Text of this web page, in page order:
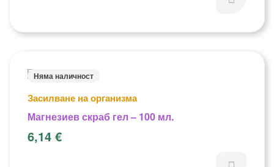
Няма наличност
Засилване на организма
Магнезиев скраб гел – 100 мл.
6,14 €